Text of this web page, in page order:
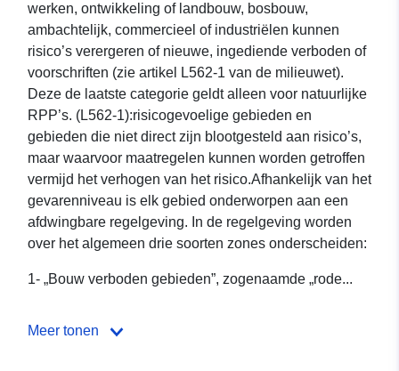
werken, ontwikkeling of landbouw, bosbouw,
ambachtelijk, commercieel of industriëlen kunnen
risico’s verergeren of nieuwe, ingediende verboden of
voorschriften (zie artikel L562-1 van de milieuwet).
Deze de laatste categorie geldt alleen voor natuurlijke
RPP’s. (L562-1):risicogevoelige gebieden en
gebieden die niet direct zijn blootgesteld aan risico’s,
maar waarvoor maatregelen kunnen worden getroffen
vermijd het verhogen van het risico.Afhankelijk van het
gevarenniveau is elk gebied onderworpen aan een
afdwingbare regelgeving. In de regelgeving worden
over het algemeen drie soorten zones onderscheiden:
1- „Bouw verboden gebieden”, zogenaamde „rode...
Meer tonen